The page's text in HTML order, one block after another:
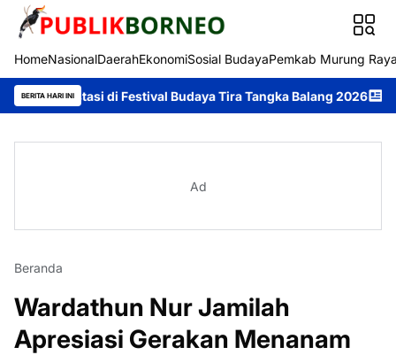
HomeNasionalDaerahEkonomiSosial BudayaPemkab Murung
BERITA HARI INI
di Festival Budaya Tira Tangka Balang 2026 Festival
Ad
Beranda
Wardathun Nur Jamilah
Apresiasi Gerakan Menanam